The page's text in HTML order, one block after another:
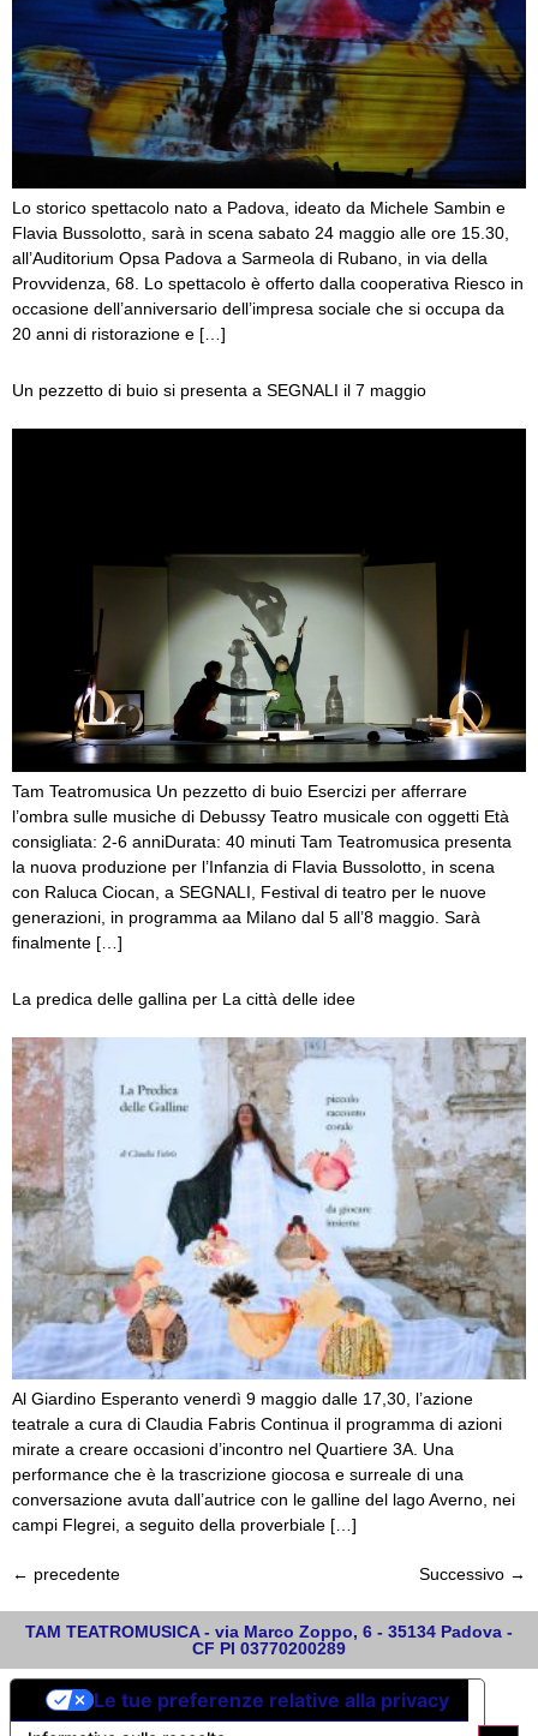
Lo storico spettacolo nato a Padova, ideato da Michele Sambin e
Flavia Bussolotto, sarà in scena sabato 24 maggio alle ore 15.30,
all’Auditorium Opsa Padova a Sarmeola di Rubano, in via della
Provvidenza, 68. Lo spettacolo è offerto dalla cooperativa Riesco in
occasione dell’anniversario dell’impresa sociale che si occupa da
20 anni di ristorazione e […]
Un pezzetto di buio si presenta a SEGNALI il 7 maggio
Tam Teatromusica Un pezzetto di buio Esercizi per afferrare
l’ombra sulle musiche di Debussy Teatro musicale con oggetti Età
consigliata: 2-6 anniDurata: 40 minuti Tam Teatromusica presenta
la nuova produzione per l’Infanzia di Flavia Bussolotto, in scena
con Raluca Ciocan, a SEGNALI, Festival di teatro per le nuove
generazioni, in programma aa Milano dal 5 all’8 maggio. Sarà
finalmente […]
La predica delle gallina per La città delle idee
Al Giardino Esperanto venerdì 9 maggio dalle 17,30, l’azione
teatrale a cura di Claudia Fabris Continua il programma di azioni
mirate a creare occasioni d’incontro nel Quartiere 3A. Una
performance che è la trascrizione giocosa e surreale di una
conversazione avuta dall’autrice con le galline del lago Averno, nei
campi Flegrei, a seguito della proverbiale […]
← precedente Successivo →
TAM TEATROMUSICA - via Marco Zoppo, 6 - 35134 Padova -
CF PI 03770200289
Le tue preferenze relative alla privacy